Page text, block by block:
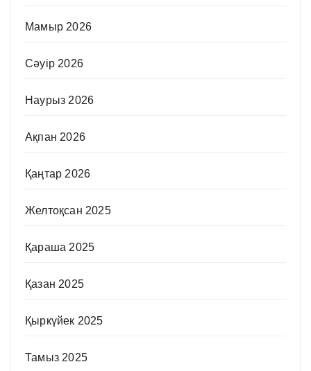
Мамыр 2026
Сәуір 2026
Наурыз 2026
Ақпан 2026
Қаңтар 2026
Желтоқсан 2025
Қараша 2025
Қазан 2025
Қыркүйек 2025
Тамыз 2025